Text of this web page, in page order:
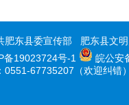
肥东县委宣传部 肥东县文
备19023724号-1
皖公安
0551-67735207（欢迎纠错）